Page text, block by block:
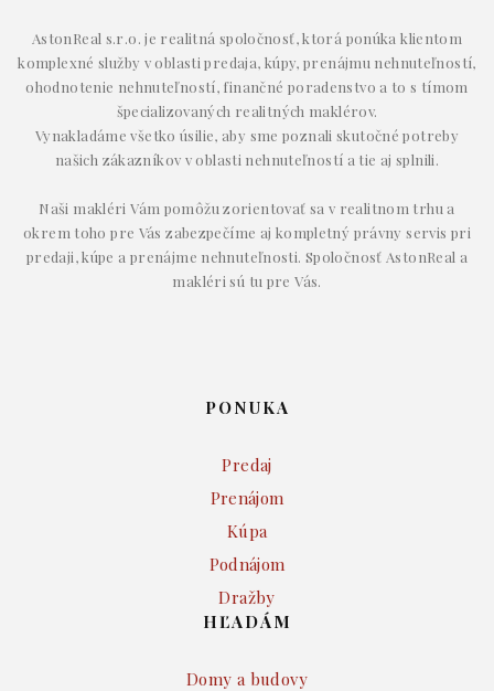
AstonReal s.r.o. je realitná spoločnosť, ktorá ponúka klientom
komplexné služby v oblasti predaja, kúpy, prenájmu nehnuteľností,
ohodnotenie nehnuteľností, finančné poradenstvo a to s tímom
špecializovaných realitných maklérov.
Vynakladáme všetko úsilie, aby sme poznali skutočné potreby
našich zákazníkov v oblasti nehnuteľností a tie aj splnili.
Naši makléri Vám pomôžu zorientovať sa v realitnom trhu a
okrem toho pre Vás zabezpečíme aj kompletný právny servis pri
predaji, kúpe a prenájme nehnuteľnosti. Spoločnosť AstonReal a
makléri sú tu pre Vás.
PONUKA
Predaj
Prenájom
Kúpa
Podnájom
Dražby
HĽADÁM
Domy a budovy